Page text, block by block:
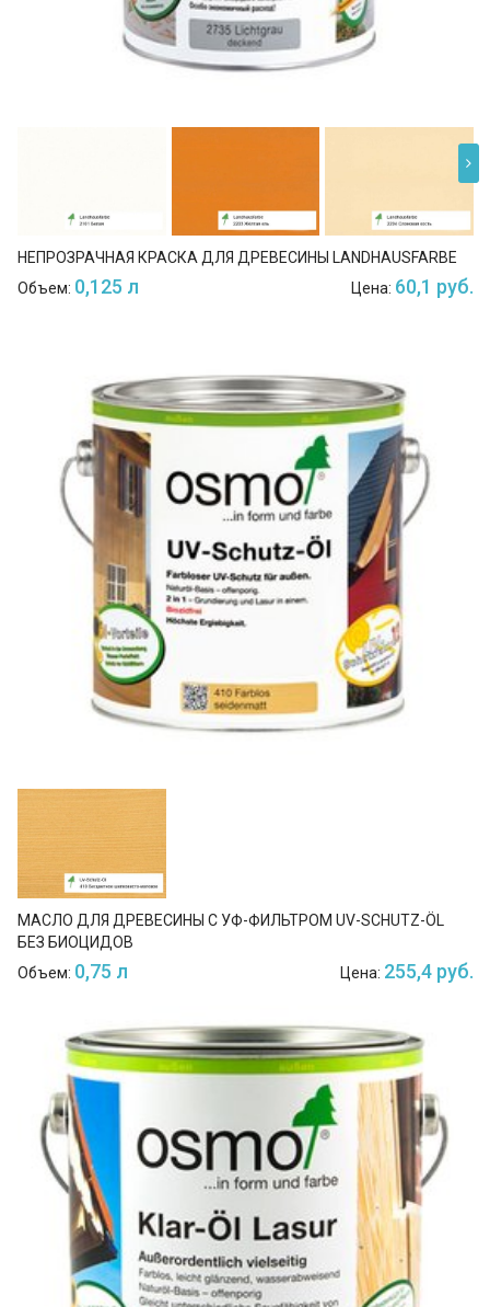
НЕПРОЗРАЧНАЯ КРАСКА ДЛЯ ДРЕВЕСИНЫ LANDHAUSFARBE
Объем: 0,125 л Цена: 60,1 руб.
МАСЛО ДЛЯ ДРЕВЕСИНЫ С УФ-ФИЛЬТРОМ UV-SCHUTZ-ÖL
БЕЗ БИОЦИДОВ
Объем: 0,75 л Цена: 255,4 руб.